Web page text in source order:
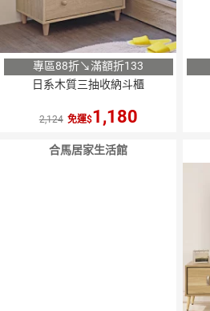
專區88折↘滿額折133
日系木質三抽收納斗櫃
2,124 免運 1,180
合馬居家生活館